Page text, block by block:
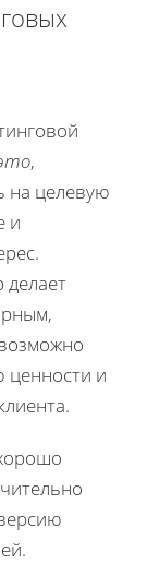
,
на целевую
и
ценности и